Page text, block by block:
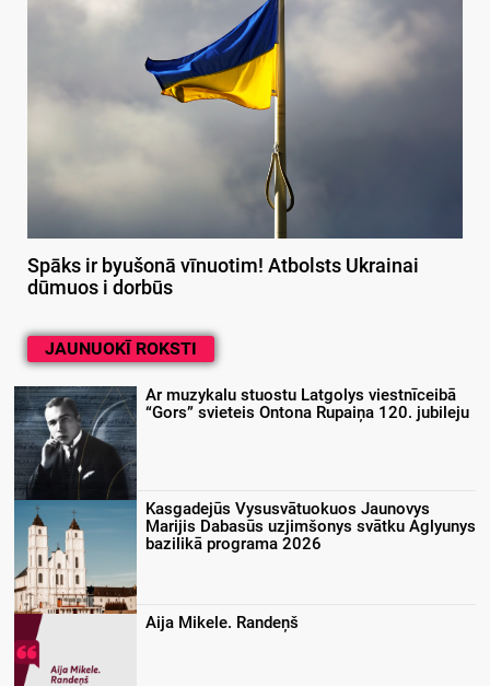
Spāks ir byušonā vīnuotim! Atbolsts Ukrainai
dūmuos i dorbūs
JAUNUOKĪ ROKSTI
Ar muzykalu stuostu Latgolys viestnīceibā
“Gors” svieteis Ontona Rupaiņa 120. jubileju
Kasgadejūs Vysusvātuokuos Jaunovys
Marijis Dabasūs uzjimšonys svātku Aglyunys
bazilikā programa 2026
Aija Mikele. Randeņš